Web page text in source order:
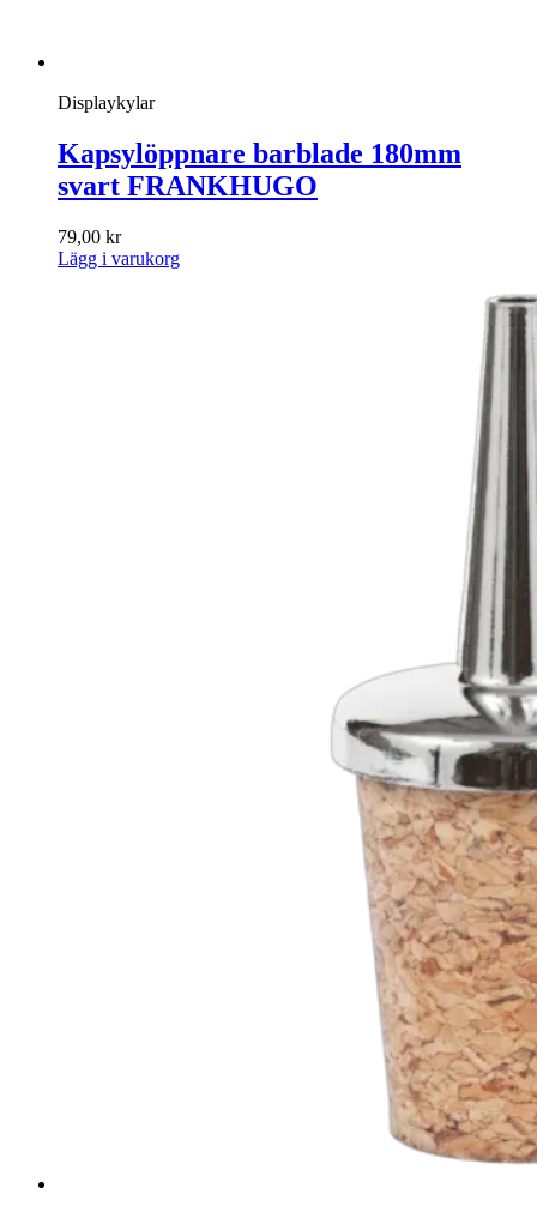
Displaykylar
Kapsylöppnare barblade 180mm
svart FRANKHUGO
79,00 kr
Lägg i varukorg